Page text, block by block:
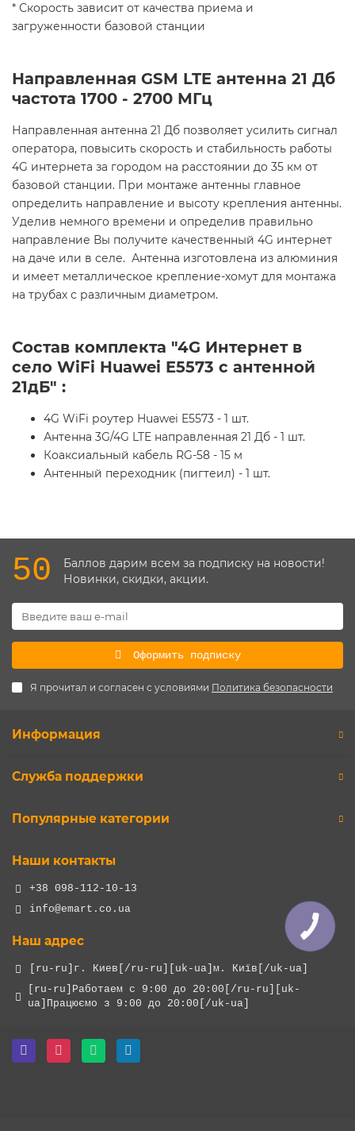
* Скорость зависит от качества приема и
загруженности базовой станции
Направленная GSM LTE антенна 21 Дб
частота 1700 - 2700 МГц
Направленная антенна 21 Дб позволяет усилить сигнал
оператора, повысить скорость и стабильность работы
4G интернета за городом на расстоянии до 35 км от
базовой станции. При монтаже антенны главное
определить направление и высоту крепления антенны.
Уделив немного времени и определив правильно
направление Вы получите качественный 4G интернет
на даче или в селе. Антенна изготовлена из алюминия
и имеет металлическое крепление-хомут для монтажа
на трубах с различным диаметром.
Состав комплекта "4G Интернет в
село WiFi Huawei E5573 с антенной
21дБ" :
4G WiFi роутер Huawei E5573 - 1 шт.
Антенна 3G/4G LTE направленная 21 Дб - 1 шт.
Коаксиальный кабель RG-58 - 15 м
Антенный переходник (пигтеил) - 1 шт.
50
Баллов дарим всем за подписку на новости!
Новинки, скидки, акции.
Оформить подписку
Я прочитал и согласен с условиями Политика безопасности
Информация
Служба поддержки
Популярные категории
Наши контакты
+38 098-112-10-13
info@emart.co.ua
Наш адрес
[ru-ru]г. Киев[/ru-ru][uk-ua]м. Київ[/uk-ua]
[ru-ru]Работаем с 9:00 до 20:00[/ru-ru][uk-
ua]Працюємо з 9:00 до 20:00[/uk-ua]
КНОПКА
ЗВ'ЯЗКУ